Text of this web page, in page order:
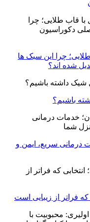
چرا این سبک ها
شده اند؟
باشیم؟
درمانی سریع، ایمن و
فراتر از زیبایی است